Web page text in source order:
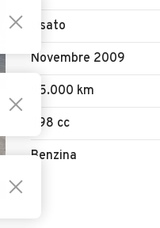
Usato
Novembre 2009
95.000 km
798 cc
Benzina